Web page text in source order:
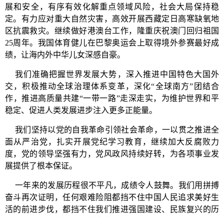
展和安全，有序有效化解重点领域风险，社会大局保持稳
定。有力应对重大自然灾害，高效开展西藏定日高寒缺氧地
区抗震救灾。继续做好港澳台工作，隆重庆祝澳门回归祖国
25周年。我国体育健儿在巴黎奥运会上取得境外参赛最好成
绩，让海内外中华儿女深感自豪。
我们准确把握世界发展大势，深入推进中国特色大国外
交，积极推动全球治理体系变革，深化“全球南方”团结合
作，推进高质量共建“一带一路”走深走实，为维护世界和平
稳定、促进人类发展进步注入更多正能量。
我们坚持以党的自我革命引领社会革命，一以贯之推进全
面从严治党，扎实开展党纪学习教育，继续加大反腐败力
度，党的领导坚强有力，党风政风持续好转，为各项事业发
展提供了根本保证。
一年来的发展历程很不平凡，成绩令人鼓舞。我们用拼搏
奋斗再次证明，任何艰难险阻都挡不住中国人民追求美好生
活的前进步伐，都挡不住我们推进强国建设、民族复兴的历